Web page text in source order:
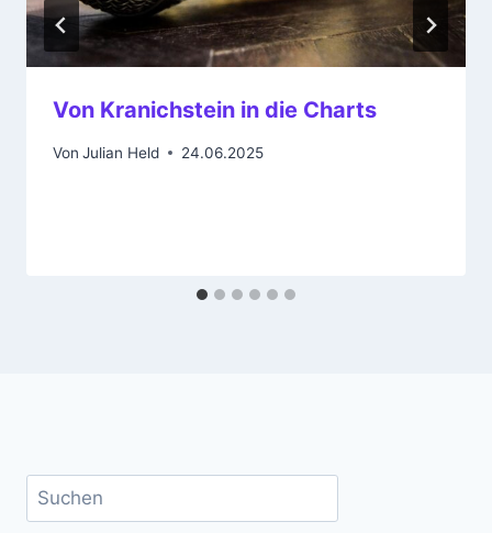
Von Kranichstein in die Charts
Von Julian Held 24.06.2025
Suchen